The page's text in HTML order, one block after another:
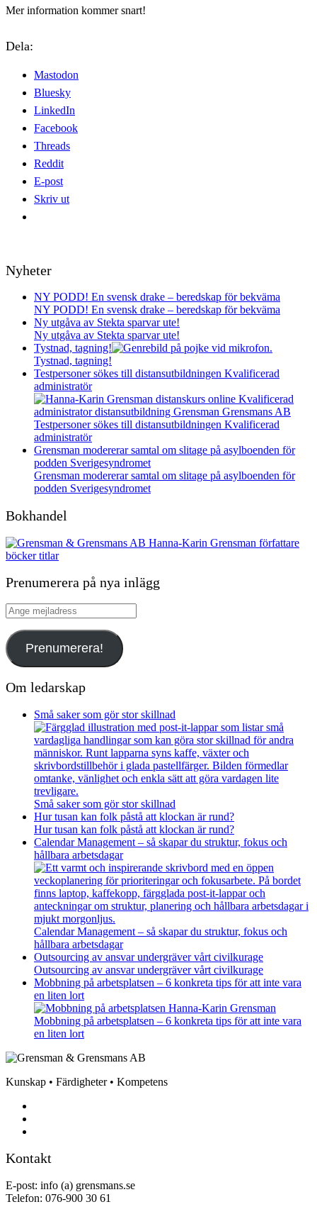
Mer information kommer snart!
Dela:
Mastodon
Bluesky
LinkedIn
Facebook
Threads
Reddit
E-post
Skriv ut
Nyheter
NY PODD! En svensk drake – beredskap för bekväma
NY PODD! En svensk drake – beredskap för bekväma
Ny utgåva av Stekta sparvar ute!
Ny utgåva av Stekta sparvar ute!
Tystnad, tagning!
Tystnad, tagning!
Testpersoner sökes till distansutbildningen Kvalificerad
administratör
Testpersoner sökes till distansutbildningen Kvalificerad
administratör
Grensman modererar samtal om slitage på asylboenden för
podden Sverigesyndromet
Grensman modererar samtal om slitage på asylboenden för
podden Sverigesyndromet
Bokhandel
Prenumerera på nya inlägg
Ange
mejladress
Prenumerera!
Om ledarskap
Små saker som gör stor skillnad
Små saker som gör stor skillnad
Hur tusan kan folk påstå att klockan är rund?
Hur tusan kan folk påstå att klockan är rund?
Calendar Management – så skapar du struktur, fokus och
hållbara arbetsdagar
Calendar Management – så skapar du struktur, fokus och
hållbara arbetsdagar
Outsourcing av ansvar undergräver vårt civilkurage
Outsourcing av ansvar undergräver vårt civilkurage
Mobbning på arbetsplatsen – 6 konkreta tips för att inte vara
en liten lort
Mobbning på arbetsplatsen – 6 konkreta tips för att inte vara
en liten lort
Kunskap • Färdigheter • Kompetens
Kontakt
E-post: info (a) grensmans.se
Telefon: 076-900 30 61